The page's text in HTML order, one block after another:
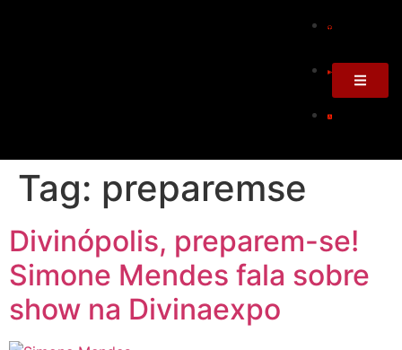
Tag: preparemse
Divinópolis, preparem-se!
Simone Mendes fala sobre
show na Divinaexpo